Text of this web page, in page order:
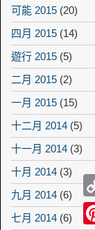
可能 2015 (20)
四月 2015 (14)
遊行 2015 (5)
二月 2015 (2)
一月 2015 (15)
十二月 2014 (5)
十一月 2014 (3)
十月 2014 (3)
九月 2014 (6)
七月 2014 (6)